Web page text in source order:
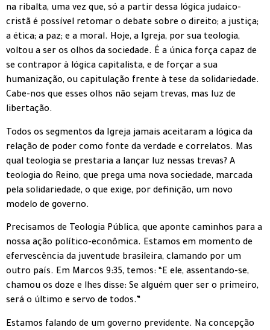
na ribalta, uma vez que, só a partir dessa lógica judaico-
cristã é possível retomar o debate sobre o direito; a justiça;
a ética; a paz; e a moral. Hoje, a Igreja, por sua teologia,
voltou a ser os olhos da sociedade. É a única força capaz de
se contrapor à lógica capitalista, e de forçar a sua
humanização, ou capitulação frente à tese da solidariedade.
Cabe-nos que esses olhos não sejam trevas, mas luz de
libertação.
Todos os segmentos da Igreja jamais aceitaram a lógica da
relação de poder como fonte da verdade e correlatos. Mas
qual teologia se prestaria a lançar luz nessas trevas? A
teologia do Reino, que prega uma nova sociedade, marcada
pela solidariedade, o que exige, por definição, um novo
modelo de governo.
Precisamos de Teologia Pública, que aponte caminhos para a
nossa ação político-econômica. Estamos em momento de
efervescência da juventude brasileira, clamando por um
outro país. Em Marcos 9:35, temos: “E ele, assentando-se,
chamou os doze e lhes disse: Se alguém quer ser o primeiro,
será o último e servo de todos.”
Estamos falando de um governo previdente. Na concepção